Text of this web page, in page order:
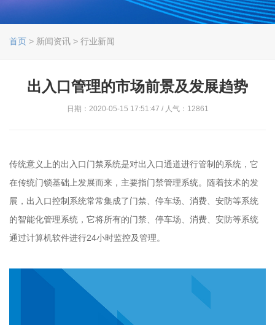
首页 > 新闻资讯 > 行业新闻
出入口管理的市场前景及发展趋势
日期：2020-05-15 17:51:47 / 人气：12861
传统意义上的出入口门禁系统是对出入口通道进行管制的系统，它
在传统门锁基础上发展而来，主要指门禁管理系统。随着技术的发
展，出入口控制系统常常集成了门禁、停车场、消费、安防等系统
的智能化管理系统，它将所有的门禁、停车场、消费、安防等系统
通过计算机软件进行24小时监控及管理。